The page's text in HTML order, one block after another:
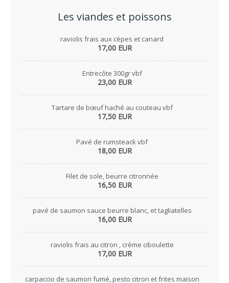
Les viandes et poissons
raviolis frais aux cèpes et canard
17,00 EUR
Entrecôte 300gr vbf
23,00 EUR
Tartare de bœuf haché au couteau vbf
17,50 EUR
Pavé de rumsteack vbf
18,00 EUR
Filet de sole, beurre citronnée
16,50 EUR
pavé de saumon sauce beurre blanc, et tagliatelles
16,00 EUR
raviolis frais au citron , crème ciboulette
17,00 EUR
carpaccio de saumon fumé, pesto citron et frites maison